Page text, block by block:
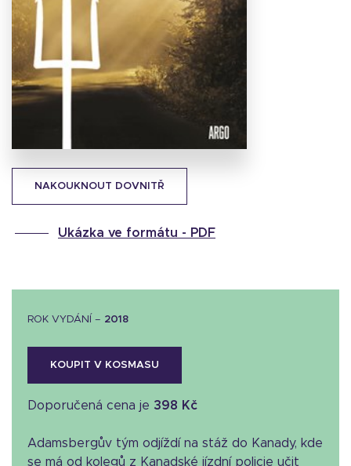
NAKOUKNOUT DOVNITŘ
Ukázka ve formátu - PDF
ROK VYDÁNÍ – 2018
KOUPIT V KOSMASU
Doporučená cena je 398 Kč
Adamsbergův tým odjíždí na stáž do Kanady, kde
se má od kolegů z Kanadské jízdní policie učit